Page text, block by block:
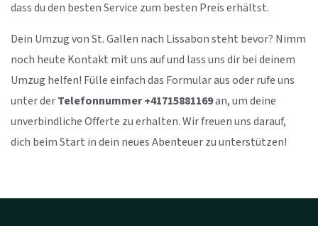
dass du den besten Service zum besten Preis erhältst.
Dein Umzug von St. Gallen nach Lissabon steht bevor? Nimm
noch heute Kontakt mit uns auf und lass uns dir bei deinem
Umzug helfen! Fülle einfach das Formular aus oder rufe uns
unter derTelefonnummer +41715881169an, um deine
unverbindliche Offerte zu erhalten. Wir freuen uns darauf,
dich beim Start in dein neues Abenteuer zu unterstützen!